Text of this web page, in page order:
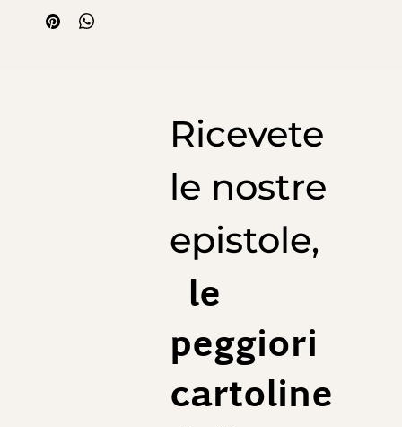
grandi rimborsiamo la differenza!
1/2 Poitrine : 48 cm
Longueur de veste : 71 cm
Longueur de manches conseillée : 60 cm
Longueur de veste : 73 cm
Longueur de manches conseillée : 62 cm
Longueur de veste : 75 cm
Longueur de manches conseillée : 63 cm
Ricevete
le nostre
epistole,
le
peggiori
cartoline